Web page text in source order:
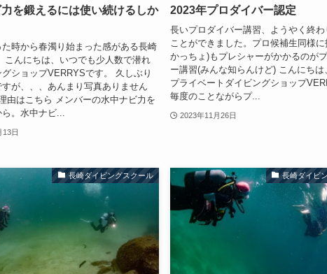
を鍛えるには使い続けるしか
時から春濁り始まった感がある長崎
こんにちは、いつでも少人数で潜れ
ショップVERRYSです。 久しぶり
が、、、あんまり写真ありません
由はこちら メンバーの水中ナビ力を
。水中ナビ...
13日
2023年プロダイバー認定
長いプロダイバー講習、ようやく終わ
ことができました。プロ候補生同様に
かっちょ)もプレシャーがかかるのが
ー講習(みんな知らんけど) こんにちは
プライベートダイビングショップ
毎度のことながらプ...
2023年11月26日
長崎ダイビングスクール 長崎ダイビ